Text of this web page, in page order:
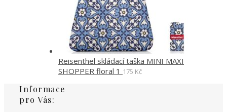
Reisenthel skládací taška MINI MAXI
SHOPPER floral 1 175 Kč
Informace
pro Vás: